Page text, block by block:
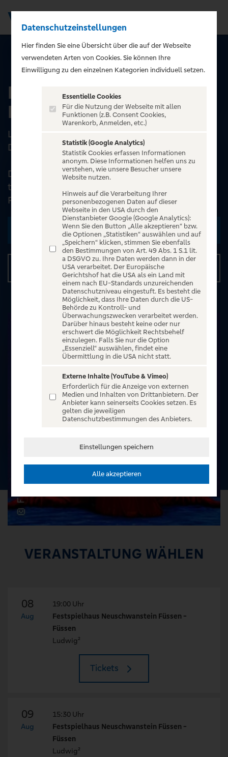
ALLE EVENTS
Ludwig² - Festspielhaus
Neuschwanstein Füssen
Ludwig² – der König ist zurück
Der Mythos lebt!
Das preisgekrönte Musical begeisterte schon
tausende Musicalfans aus aller Welt. Voller
Poesie und L...
Zu den Terminen
Details
VERANSTALTUNG WÄHLEN
08
Aug
19:00 Uhr
Festspielhaus Neuschwanstein Füssen -
Füssen
Ludwig²
Tickets
09
Aug
15:30 Uhr
Festspielhaus Neuschwanstein Füssen -
Füssen
Ludwig²
Datenschutzeinstellungen
Hier finden Sie eine Übersicht über die auf der Webseite
verwendeten Arten von Cookies. Sie können Ihre
Einwilligung zu den einzelnen Kategorien individuell setzen.
Essentielle Cookies
Für die Nutzung der Webseite mit allen
Funktionen (z.B. Consent Cookies,
Warenkorb, Anmelden, etc.)
Statistik (Google Analytics)
Statistik Cookies erfassen Informationen
anonym. Diese Informationen helfen uns zu
verstehen, wie unsere Besucher unsere
Website nutzen.
Hinweis auf die Verarbeitung Ihrer
personenbezogenen Daten auf dieser
Webseite in den USA durch den
Dienstanbieter Google (Google Analytics):
Wenn Sie den Button „Alle akzeptieren“ bzw.
die Optionen „Statistiken“ auswählen und auf
„Speichern“ klicken, stimmen Sie ebenfalls
den Bestimmungen von Art. 49 Abs. 1 S.1 lit.
a DSGVO zu. Ihre Daten werden dann in der
USA verarbeitet. Der Europäische
Gerichtshof hat die USA als ein Land mit
einem nach EU-Standards unzureichenden
Datenschutzniveau eingestuft. Es besteht die
Möglichkeit, dass Ihre Daten durch die US-
Behörde zu Kontroll- und
Überwachungszwecken verarbeitet werden.
Darüber hinaus besteht keine oder nur
erschwert die Möglichkeit Rechtsbehelf
einzulegen. Falls Sie nur die Option
„Essenziell“ auswählen, findet eine
Übermittlung in die USA nicht statt.
Externe Inhalte (YouTube & Vimeo)
Erforderlich für die Anzeige von externen
Medien und Inhalten von Drittanbietern. Der
Anbieter kann seinerseits Cookies setzen. Es
gelten die jeweiligen
Datenschutzbestimmungen des Anbieters.
Einstellungen speichern
Alle akzeptieren